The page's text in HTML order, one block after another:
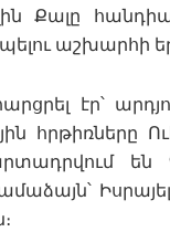
Քալը
աշխարհի
էր՝
հրթիռները
են